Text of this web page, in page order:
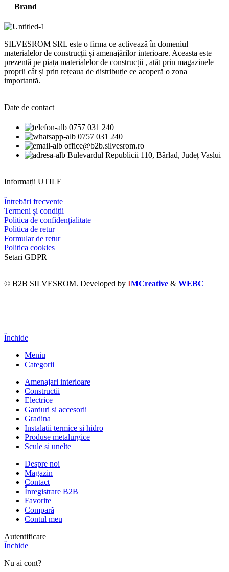
Brand
SILVESROM SRL este o firma ce activează în domeniul
materialelor de construcții și amenajărilor interioare. Aceasta este
prezentă pe piața materialelor de construcții , atât prin magazinele
proprii cât și prin rețeaua de distribuție ce acoperă o zona
importantă.
Date de contact
0757 031 240
0757 031 240
office@b2b.silvesrom.ro
Bulevardul Republicii 110, Bârlad, Județ Vaslui
Informații UTILE
Întrebări frecvente
Termeni și condiții
Politica de confidențialitate
Politica de retur
Formular de retur
Politica cookies
Setari GDPR
© B2B SILVESROM. Developed by IMCreative & WEBC
Închide
Meniu
Categorii
Amenajari interioare
Constructii
Electrice
Garduri si accesorii
Gradina
Instalatii termice si hidro
Produse metalurgice
Scule si unelte
Despre noi
Magazin
Contact
Înregistrare B2B
Favorite
Compară
Contul meu
Autentificare
Închide
Nu ai cont?